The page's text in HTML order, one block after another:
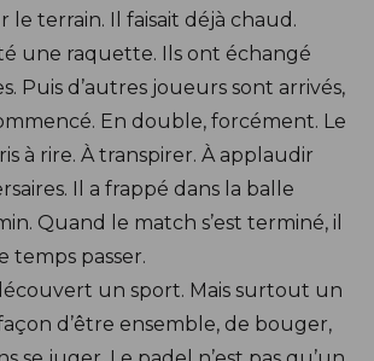
le terrain. Il faisait déjà chaud.
une raquette. Ils ont échangé
Puis d’autres joueurs sont arrivés,
En double, forcément. Le
à rire. À transpirer. À applaudir
Il a frappé dans la balle
Quand le match s’est terminé, il
temps passer.
un sport. Mais surtout un
d’être ensemble, de bouger,